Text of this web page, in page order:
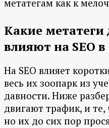
метатегам как к
Какие метатеги
влияют на SEO в
На SEO влияет
весь их зоопарк из
давности. Ниже
двигают трафик, и
но их до сих пор